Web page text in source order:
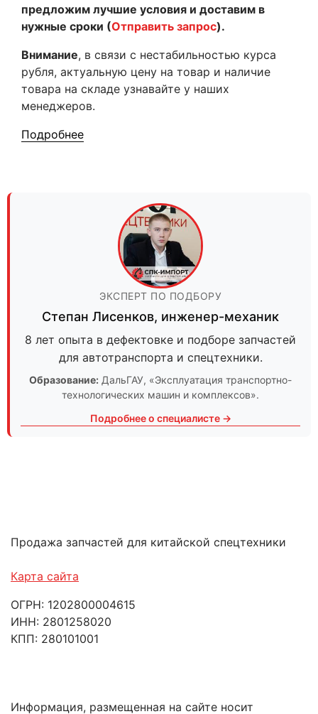
предложим лучшие условия и доставим в
нужные сроки (Отправить запрос).
Внимание, в связи с нестабильностью курса
рубля, актуальную цену на товар и наличие
товара на складе узнавайте у наших
менеджеров.
Подробнее
ЭКСПЕРТ ПО ПОДБОРУ
Степан Лисенков, инженер-механик
8 лет опыта в дефектовке и подборе запчастей
для автотранспорта и спецтехники.
Образование: ДальГАУ, «Эксплуатация транспортно-
технологических машин и комплексов».
Подробнее о специалисте →
Продажа запчастей для китайской спецтехники
Карта сайта
ОГРН: 1202800004615
ИНН: 2801258020
КПП: 280101001
Информация, размещенная на сайте носит